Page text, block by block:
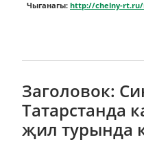
Чыганагы: http://chelny-rt.ru/
Заголовок:
Татарстанда
җил турында